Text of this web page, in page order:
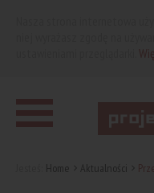
Home Aktualności